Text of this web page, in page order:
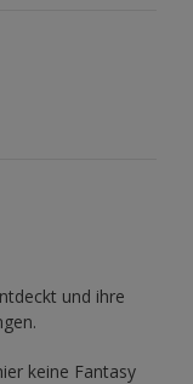
und ihre
keine Fantasy